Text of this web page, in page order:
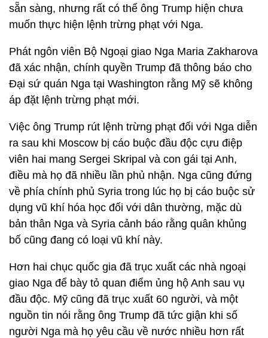
sẵn sàng, nhưng rất có thể ông Trump hiện chưa
muốn thực hiện lệnh trừng phạt với Nga.
Phát ngôn viên Bộ Ngoại giao Nga Maria Zakharova
đã xác nhận, chính quyền Trump đã thông báo cho
Đại sứ quán Nga tại Washington rằng Mỹ sẽ không
áp đặt lệnh trừng phạt mới.
Việc ông Trump rút lệnh trừng phạt đối với Nga diễn
ra sau khi Moscow bị cáo buộc đầu độc cựu điệp
viên hai mang Sergei Skripal và con gái tại Anh,
điều mà họ đã nhiều lần phủ nhận. Nga cũng đứng
về phía chính phủ Syria trong lúc họ bị cáo buộc sử
dụng vũ khí hóa học đối với dân thường, mặc dù
bản thân Nga và Syria cảnh báo rằng quân khủng
bố cũng đang có loại vũ khí này.
Hơn hai chục quốc gia đã trục xuất các nhà ngoại
giao Nga để bày tỏ quan điểm ủng hộ Anh sau vụ
đầu độc. Mỹ cũng đã trục xuất 60 người, và một
nguồn tin nói rằng ông Trump đã tức giận khi số
người Nga mà họ yêu cầu về nước nhiều hơn rất